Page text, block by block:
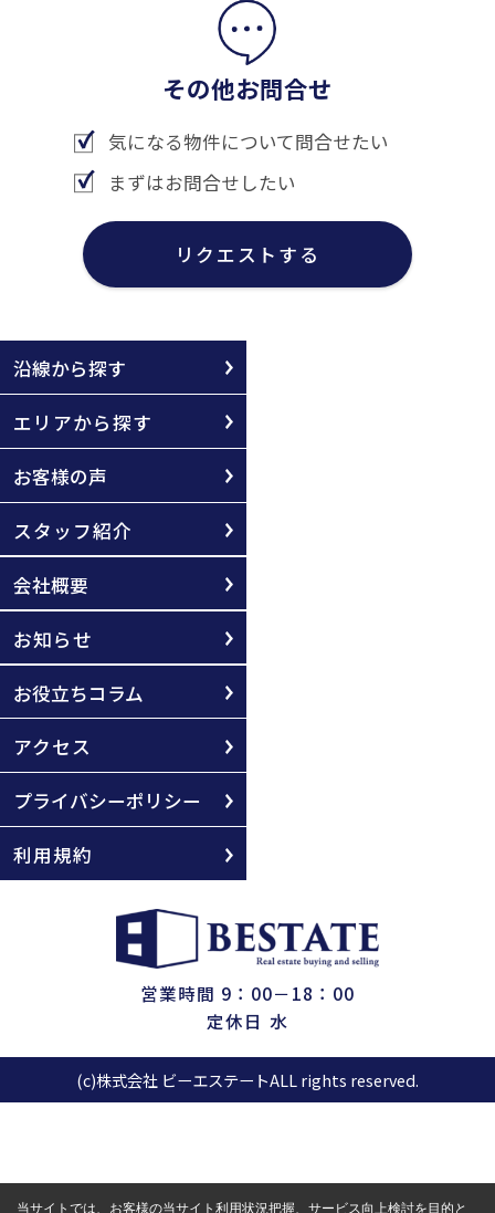
その他お問合せ
気になる物件について問合せたい
まずはお問合せしたい
リクエストする
沿線から探す
エリアから探す
お客様の声
スタッフ紹介
会社概要
お知らせ
お役立ちコラム
アクセス
プライバシーポリシー
利用規約
営業時間 9：00－18：00
定休日 水
(c)株式会社 ビーエステートALL rights reserved.
当サイトでは、お客様の当サイト利用状況把握、サービス向上検討を目的と